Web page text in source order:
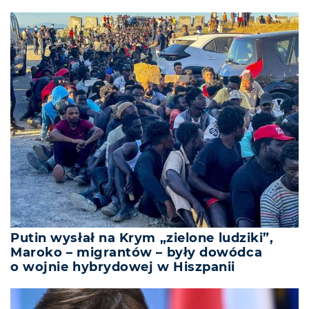
Putin wysłał na Krym „zielone ludziki”,
Maroko – migrantów – były dowódca
o wojnie hybrydowej w Hiszpanii